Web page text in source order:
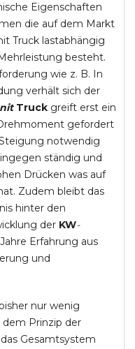
Eigenschaften
die auf dem Markt
Truck lastabhängig
besteht.
wie z. B. In
verhält sich der
Truck greift erst ein
gefordert
notwendig
ständig und
Drücken was auf
Zudem bleibt das
hinter den
der KW-
Erfahrung aus
und
nur wenig
Prinzip der
Gesamtsystem